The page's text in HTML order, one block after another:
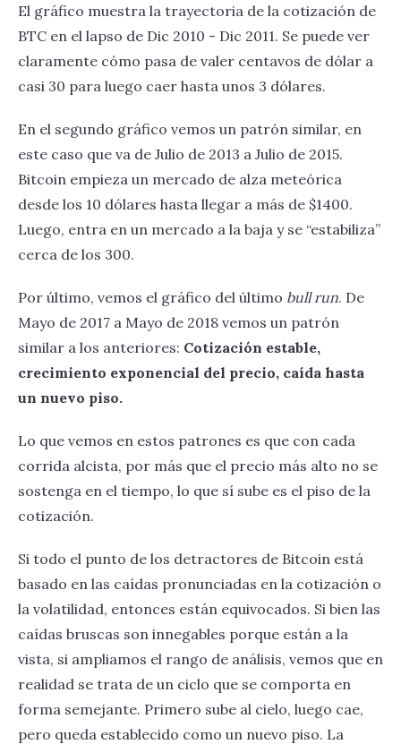
El gráfico muestra la trayectoria de la cotización de
BTC en el lapso de Dic 2010 - Dic 2011. Se puede ver
claramente cómo pasa de valer centavos de dólar a
casi 30 para luego caer hasta unos 3 dólares.
En el segundo gráfico vemos un patrón similar, en
este caso que va de Julio de 2013 a Julio de 2015.
Bitcoin empieza un mercado de alza meteórica
desde los 10 dólares hasta llegar a más de $1400.
Luego, entra en un mercado a la baja y se “estabiliza”
cerca de los 300.
Por último, vemos el gráfico del último bull run. De
Mayo de 2017 a Mayo de 2018 vemos un patrón
similar a los anteriores: Cotización estable,
crecimiento exponencial del precio, caída hasta
un nuevo piso.
Lo que vemos en estos patrones es que con cada
corrida alcista, por más que el precio más alto no se
sostenga en el tiempo, lo que sí sube es el piso de la
cotización.
Si todo el punto de los detractores de Bitcoin está
basado en las caídas pronunciadas en la cotización o
la volatilidad, entonces están equivocados. Si bien las
caídas bruscas son innegables porque están a la
vista, si ampliamos el rango de análisis, vemos que en
realidad se trata de un ciclo que se comporta en
forma semejante. Primero sube al cielo, luego cae,
pero queda establecido como un nuevo piso. La